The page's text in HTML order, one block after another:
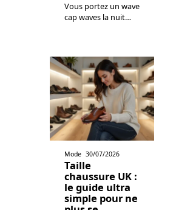
Vous portez un wave
cap waves la nuit…
Mode 30/07/2026
Taille
chaussure UK :
le guide ultra
simple pour ne